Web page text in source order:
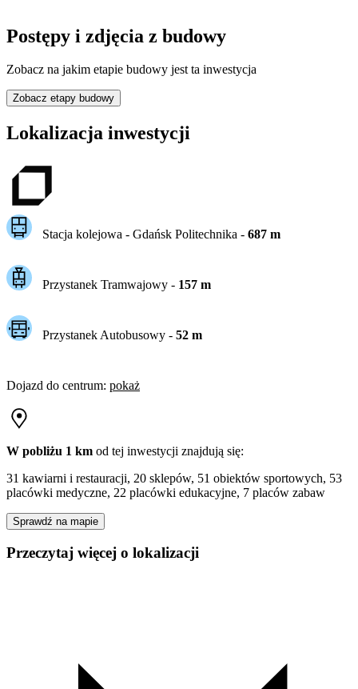
Postępy i zdjęcia z budowy
Zobacz na jakim etapie budowy jest ta inwestycja
Zobacz etapy budowy
Lokalizacja inwestycji
Stacja kolejowa - Gdańsk Politechnika - 687m
Przystanek Tramwajowy - 157m
Przystanek Autobusowy - 52m
Dojazd do centrum: pokaż
W pobliżu 1 km od tej inwestycji znajdują się:
31 kawiarni i restauracji, 20 sklepów, 51 obiektów sportowych, 53
placówki medyczne, 22 placówki edukacyjne, 7 placów zabaw
Sprawdź na mapie
Przeczytaj więcej o lokalizacji